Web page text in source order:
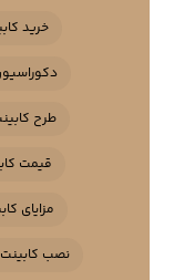
خرید
طرح
قیمت
مزایای
نصب